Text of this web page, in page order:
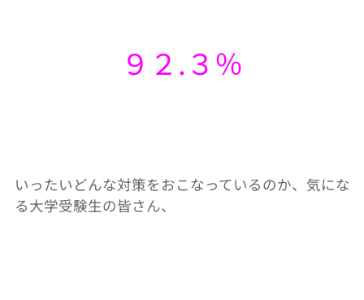
９２.３％
いったいどんな対策をおこなっているのか、気にな
る大学受験生の皆さん、